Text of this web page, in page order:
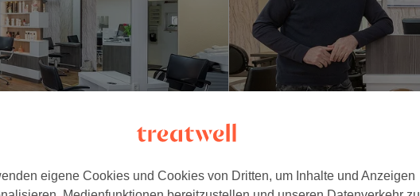
eigene Cookies und Cookies von Dritten, um Inhalte und Anzeigen